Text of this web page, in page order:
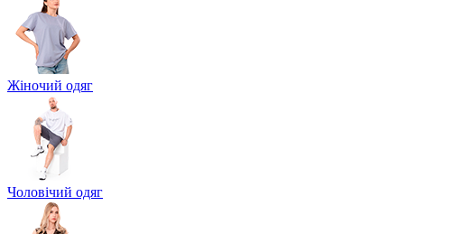
Жіночий одяг
Чоловічий одяг